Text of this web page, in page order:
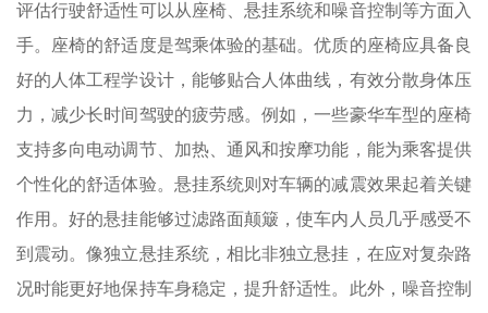
评估行驶舒适性可以从座椅、悬挂系统和噪音控制等方面入
手。座椅的舒适度是驾乘体验的基础。优质的座椅应具备良
好的人体工程学设计，能够贴合人体曲线，有效分散身体压
力，减少长时间驾驶的疲劳感。例如，一些豪华车型的座椅
支持多向电动调节、加热、通风和按摩功能，能为乘客提供
个性化的舒适体验。悬挂系统则对车辆的减震效果起着关键
作用。好的悬挂能够过滤路面颠簸，使车内人员几乎感受不
到震动。像独立悬挂系统，相比非独立悬挂，在应对复杂路
况时能更好地保持车身稳定，提升舒适性。此外，噪音控制